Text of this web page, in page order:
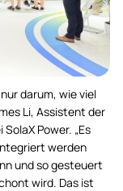
darum, wie viel
Li, Assistent der
Power. „Es
werden
und so gesteuert
wird. Das ist